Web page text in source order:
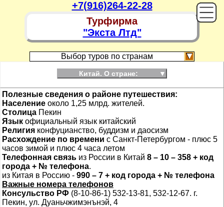
+7(916)264-22-28
Турфирма
"Экста Лтд"
Выбор туров по странам
Китай. О стране: ▼
Полезные сведения о районе путешествия:
Население около 1,25 млрд. жителей.
Столица Пекин
Язык официальный язык китайский
Религия конфуцианство, буддизм и даосизм
Расхождение по времени с Санкт-Петербургом - плюс 5
часов зимой и плюс 4 часа летом
Телефонная связь из России в Китай 8 – 10 – 358 + код
города + № телефона.
из Китая в Россию - 990 – 7 + код города + № телефона
Важные номера телефонов
Консульство РФ (8-10-86-1) 532-13-81, 532-12-67. г.
Пекин, ул. Дуаньчжимэнънэй, 4